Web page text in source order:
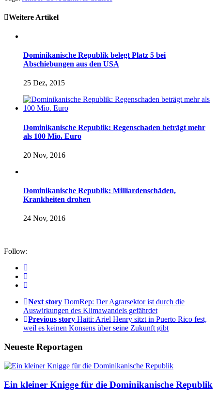
Weitere Artikel
Dominikanische Republik belegt Platz 5 bei
Abschiebungen aus den USA
25 Dez, 2015
Dominikanische Republik: Regenschaden beträgt mehr
als 100 Mio. Euro
20 Nov, 2016
Dominikanische Republik: Milliardenschäden,
Krankheiten drohen
24 Nov, 2016
Follow:
Next story DomRep: Der Agrarsektor ist durch die
Auswirkungen des Klimawandels gefährdet
Previous story Haiti: Ariel Henry sitzt in Puerto Rico fest,
weil es keinen Konsens über seine Zukunft gibt
Neueste Reportagen
Ein kleiner Knigge für die Dominikanische Republik